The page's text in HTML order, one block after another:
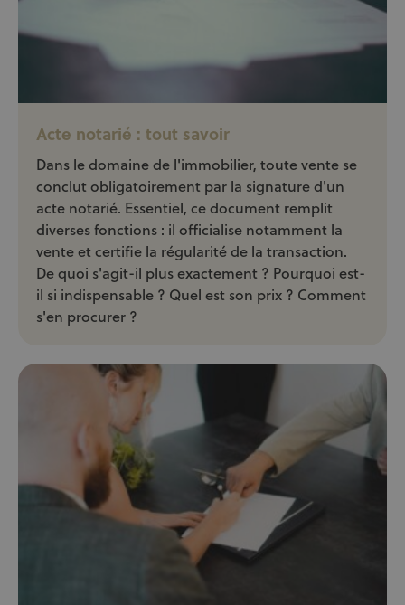
Acte notarié : tout savoir
Dans le domaine de l'immobilier, toute vente se
conclut obligatoirement par la signature d'un
acte notarié. Essentiel, ce document remplit
diverses fonctions : il officialise notamment la
vente et certifie la régularité de la transaction.
De quoi s'agit-il plus exactement ? Pourquoi est-
il si indispensable ? Quel est son prix ? Comment
s'en procurer ?